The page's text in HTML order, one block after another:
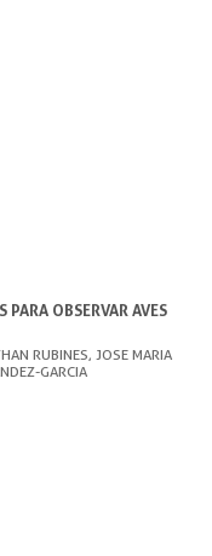
PARA OBSERVAR AVES
RUBINES, JOSE MARIA
GARCIA